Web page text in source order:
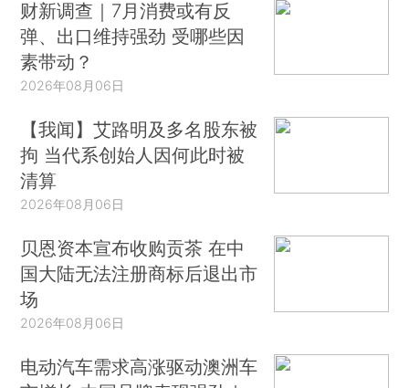
财新调查｜7月消费或有反
弹、出口维持强劲 受哪些因
素带动？
2026年08月06日
【我闻】艾路明及多名股东被
拘 当代系创始人因何此时被
清算
2026年08月06日
贝恩资本宣布收购贡茶 在中
国大陆无法注册商标后退出市
场
2026年08月06日
电动汽车需求高涨驱动澳洲车